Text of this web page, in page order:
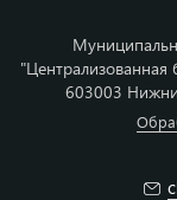
"Централизованная
603003